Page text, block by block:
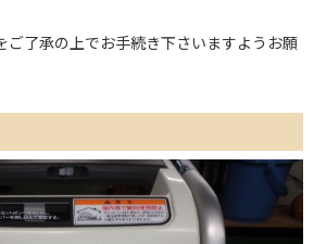
ご了承の上でお手続き下さいますようお願